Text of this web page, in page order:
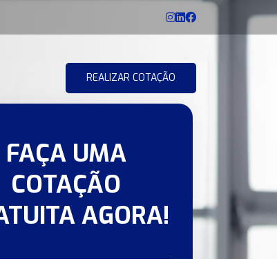
REALIZAR COTAÇÃO
FAÇA UMA
COTAÇÃO
AGORA!